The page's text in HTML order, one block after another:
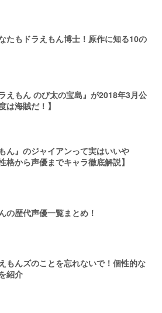
たもドラえもん博士！原作に知る10の
えもん のび太の宝島』が2018年3月公
は海賊だ！】
ん』のジャイアンって実はいいや
格から声優までキャラ徹底解説】
の歴代声優一覧まとめ！
もんズのことを忘れないで！個性的な
紹介